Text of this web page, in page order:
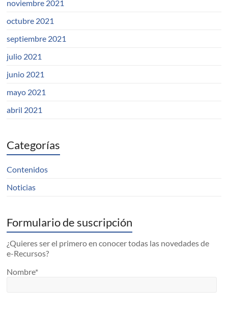
noviembre 2021
octubre 2021
septiembre 2021
julio 2021
junio 2021
mayo 2021
abril 2021
Categorías
Contenidos
Noticias
Formulario de suscripción
¿Quieres ser el primero en conocer todas las novedades de
e-Recursos?
Nombre*